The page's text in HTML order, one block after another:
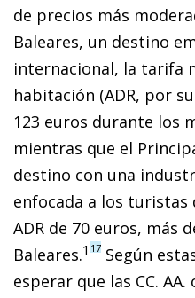
de precios más
Baleares, un destino
internacional, la tarifa
habitación (ADR, por
123 euros durante los
mientras que el
destino con una
enfocada a los
ADR de 70 euros, más
Baleares.1 17 Según
esperar que las CC.